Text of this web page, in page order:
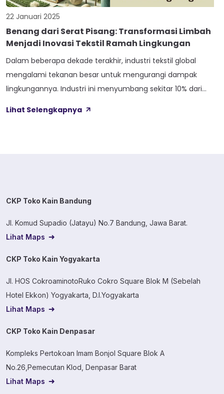
22 Januari 2025
Benang dari Serat Pisang: Transformasi Limbah
Menjadi Inovasi Tekstil Ramah Lingkungan
Dalam beberapa dekade terakhir, industri tekstil global
mengalami tekanan besar untuk mengurangi dampak
lingkungannya. Industri ini menyumbang sekitar 10% dari
limbah tekstil setiap tahunnya. Salah satu solusi yang kini
Lihat Selengkapnya
CKP Toko Kain Bandung
Jl. Komud Supadio (Jatayu) No.7 Bandung, Jawa Barat.
Lihat Maps
CKP Toko Kain Yogyakarta
Jl. HOS CokroaminotoRuko Cokro Square Blok M (Sebelah
Hotel Ekkon) Yogyakarta, D.I.Yogyakarta
Lihat Maps
CKP Toko Kain Denpasar
Kompleks Pertokoan Imam Bonjol Square Blok A
No.26,Pemecutan Klod, Denpasar Barat
Lihat Maps